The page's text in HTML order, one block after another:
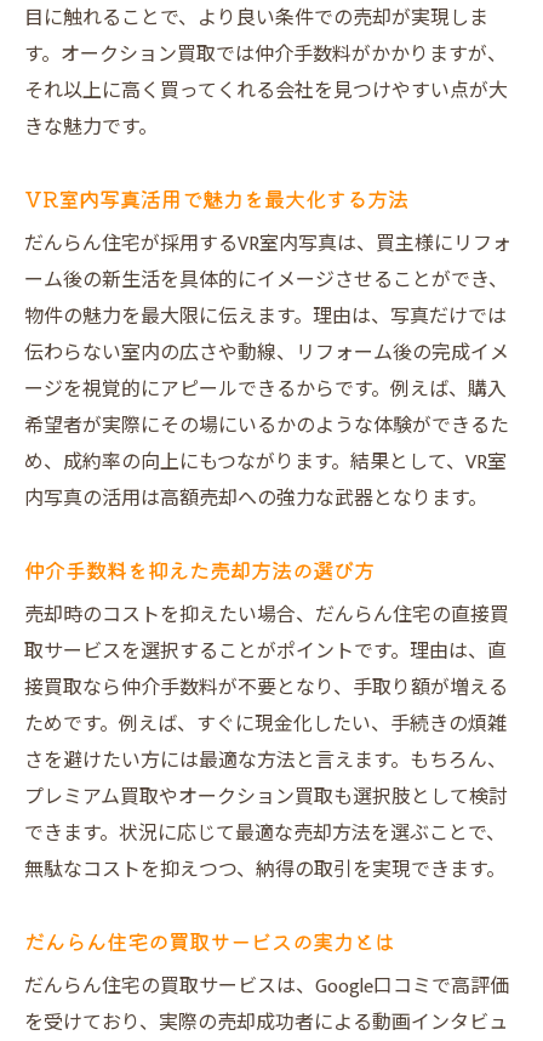
目に触れることで、より良い条件での売却が実現しま
す。オークション買取では仲介手数料がかかりますが、
それ以上に高く買ってくれる会社を見つけやすい点が大
きな魅力です。
VR室内写真活用で魅力を最大化する方法
だんらん住宅が採用するVR室内写真は、買主様にリフォ
ーム後の新生活を具体的にイメージさせることができ、
物件の魅力を最大限に伝えます。理由は、写真だけでは
伝わらない室内の広さや動線、リフォーム後の完成イメ
ージを視覚的にアピールできるからです。例えば、購入
希望者が実際にその場にいるかのような体験ができるた
め、成約率の向上にもつながります。結果として、VR室
内写真の活用は高額売却への強力な武器となります。
仲介手数料を抑えた売却方法の選び方
売却時のコストを抑えたい場合、だんらん住宅の直接買
取サービスを選択することがポイントです。理由は、直
接買取なら仲介手数料が不要となり、手取り額が増える
ためです。例えば、すぐに現金化したい、手続きの煩雑
さを避けたい方には最適な方法と言えます。もちろん、
プレミアム買取やオークション買取も選択肢として検討
できます。状況に応じて最適な売却方法を選ぶことで、
無駄なコストを抑えつつ、納得の取引を実現できます。
だんらん住宅の買取サービスの実力とは
だんらん住宅の買取サービスは、Google口コミで高評価
を受けており、実際の売却成功者による動画インタビュ